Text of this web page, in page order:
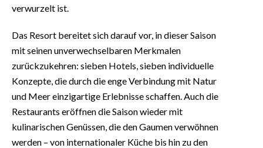
verwurzelt ist.
Das Resort bereitet sich darauf vor, in dieser Saison
mit seinen unverwechselbaren Merkmalen
zurückzukehren: sieben Hotels, sieben individuelle
Konzepte, die durch die enge Verbindung mit Natur
und Meer einzigartige Erlebnisse schaffen. Auch die
Restaurants eröffnen die Saison wieder mit
kulinarischen Genüssen, die den Gaumen verwöhnen
werden – von internationaler Küche bis hin zu den